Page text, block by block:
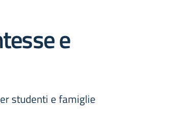
e
studenti e famiglie